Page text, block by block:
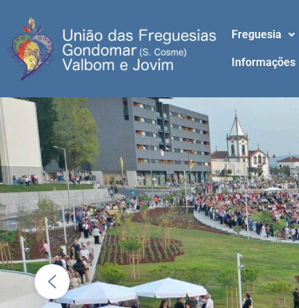
Freguesia
Informações